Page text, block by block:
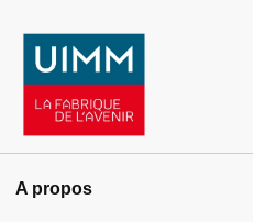
A propos